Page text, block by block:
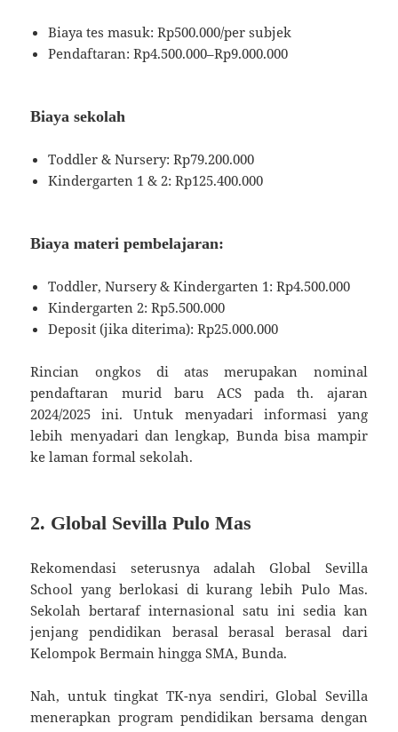
Biaya tes masuk: Rp500.000/per subjek
Pendaftaran: Rp4.500.000–Rp9.000.000
Biaya sekolah
Toddler & Nursery: Rp79.200.000
Kindergarten 1 & 2: Rp125.400.000
Biaya materi pembelajaran:
Toddler, Nursery & Kindergarten 1: Rp4.500.000
Kindergarten 2: Rp5.500.000
Deposit (jika diterima): Rp25.000.000
Rincian ongkos di atas merupakan nominal
pendaftaran murid baru ACS pada th. ajaran
2024/2025 ini. Untuk menyadari informasi yang
lebih menyadari dan lengkap, Bunda bisa mampir
ke laman formal sekolah.
2. Global Sevilla Pulo Mas
Rekomendasi seterusnya adalah Global Sevilla
School yang berlokasi di kurang lebih Pulo Mas.
Sekolah bertaraf internasional satu ini sedia kan
jenjang pendidikan berasal berasal berasal dari
Kelompok Bermain hingga SMA, Bunda.
Nah, untuk tingkat TK-nya sendiri, Global Sevilla
menerapkan program pendidikan bersama dengan